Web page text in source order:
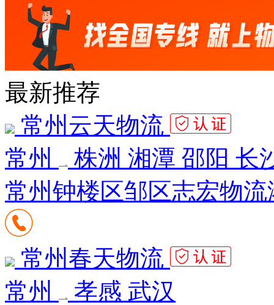
最新推荐
常州云天物流
常州
株洲 湘潭 邵阳 长
常州钟楼区邹区志宏物
常州春天物流
常州
孝感 武汉